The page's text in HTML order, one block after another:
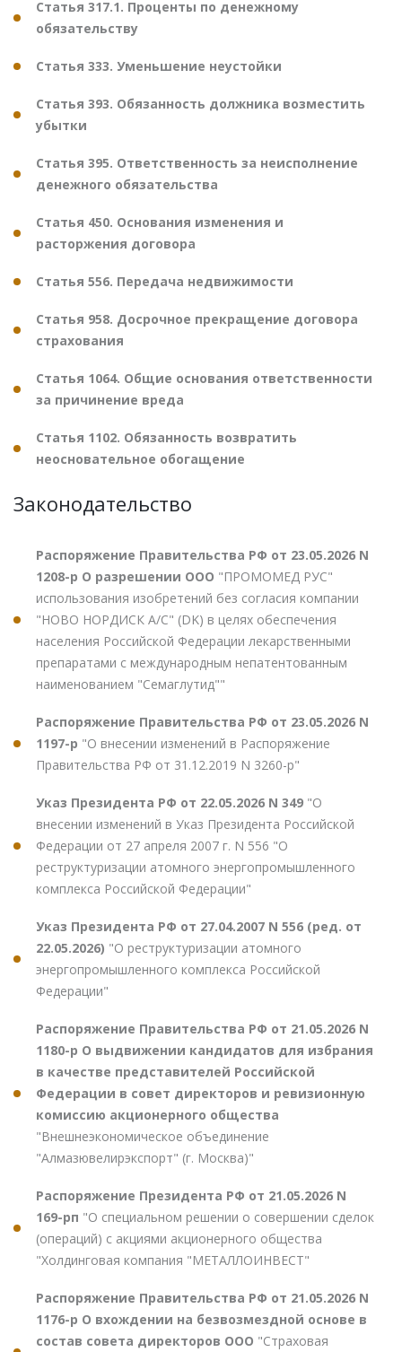
Статья 317.1. Проценты по денежному
обязательству
Статья 333. Уменьшение неустойки
Статья 393. Обязанность должника возместить
убытки
Статья 395. Ответственность за неисполнение
денежного обязательства
Статья 450. Основания изменения и
расторжения договора
Статья 556. Передача недвижимости
Статья 958. Досрочное прекращение договора
страхования
Статья 1064. Общие основания ответственности
за причинение вреда
Статья 1102. Обязанность возвратить
неосновательное обогащение
Законодательство
Распоряжение Правительства РФ от 23.05.2026 N
1208-р О разрешении ООО "ПРОМОМЕД РУС"
использования изобретений без согласия компании
"НОВО НОРДИСК А/С" (DK) в целях обеспечения
населения Российской Федерации лекарственными
препаратами с международным непатентованным
наименованием "Семаглутид""
Распоряжение Правительства РФ от 23.05.2026 N
1197-р "О внесении изменений в Распоряжение
Правительства РФ от 31.12.2019 N 3260-р"
Указ Президента РФ от 22.05.2026 N 349 "О
внесении изменений в Указ Президента Российской
Федерации от 27 апреля 2007 г. N 556 "О
реструктуризации атомного энергопромышленного
комплекса Российской Федерации"
Указ Президента РФ от 27.04.2007 N 556 (ред. от
22.05.2026) "О реструктуризации атомного
энергопромышленного комплекса Российской
Федерации"
Распоряжение Правительства РФ от 21.05.2026 N
1180-р О выдвижении кандидатов для избрания
в качестве представителей Российской
Федерации в совет директоров и ревизионную
комиссию акционерного общества
"Внешнеэкономическое объединение
"Алмазювелирэкспорт" (г. Москва)"
Распоряжение Президента РФ от 21.05.2026 N
169-рп "О специальном решении о совершении сделок
(операций) с акциями акционерного общества
"Холдинговая компания "МЕТАЛЛОИНВЕСТ"
Распоряжение Правительства РФ от 21.05.2026 N
1176-р О вхождении на безвозмездной основе в
состав совета директоров ООО "Страховая